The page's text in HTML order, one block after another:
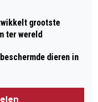
grootste
ter wereld
dieren in